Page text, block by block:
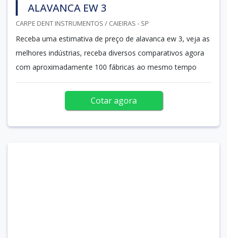
ALAVANCA EW 3
CARPE DENT INSTRUMENTOS / CAIEIRAS - SP
Receba uma estimativa de preço de alavanca ew 3, veja as
melhores indústrias, receba diversos comparativos agora
com aproximadamente 100 fábricas ao mesmo tempo
Cotar agora